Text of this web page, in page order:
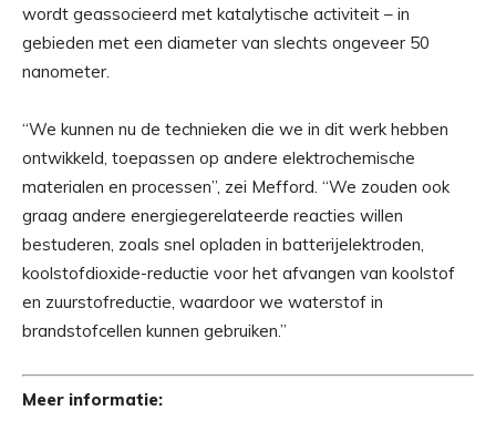
wordt geassocieerd met katalytische activiteit – in
gebieden met een diameter van slechts ongeveer 50
nanometer.
“We kunnen nu de technieken die we in dit werk hebben
ontwikkeld, toepassen op andere elektrochemische
materialen en processen”, zei Mefford. “We zouden ook
graag andere energiegerelateerde reacties willen
bestuderen, zoals snel opladen in batterijelektroden,
koolstofdioxide-reductie voor het afvangen van koolstof
en zuurstofreductie, waardoor we waterstof in
brandstofcellen kunnen gebruiken.”
Meer informatie: